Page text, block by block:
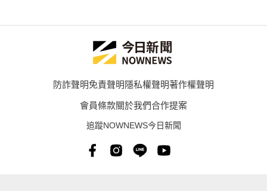
防詐聲明免責聲明隱私權聲明著作權聲明
會員條款關於我們合作提案
追蹤NOWNEWS今日新聞